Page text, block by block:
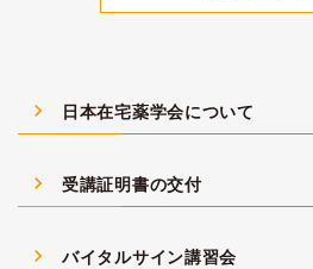
navigate_next 日本在宅薬学会について
navigate_next 受講証明書の交付
navigate_next バイタルサイン講習会